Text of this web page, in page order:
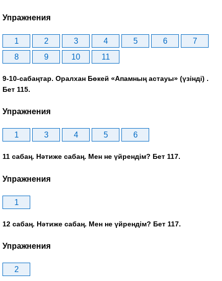
Упражнения
1 2 3 4 5 6
7
8
9 10 11
9-10-сабаңтар. Оралхан Бөкей «Апамның астауы» (үзінді) .
Бет 115.
Упражнения
1 3 4 5 6
11 сабаң. Нәтиже сабаң. Мен не үйрендім? Бет 117.
Упражнения
1
12 сабаң. Нәтиже сабаң. Мен не үйрендім? Бет 117.
Упражнения
2